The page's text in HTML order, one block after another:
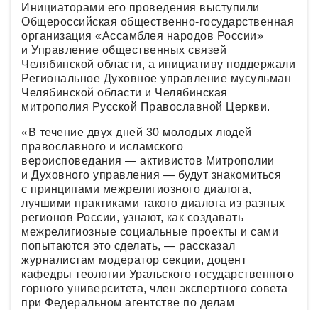
Инициаторами его проведения выступили
Общероссийская общественно-государственная
организация «Ассамблея народов России»
и Управление общественных связей
Челябинской области, а инициативу поддержали
Региональное Духовное управление мусульман
Челябинской области и Челябинская
митрополия Русской Православной Церкви.
«В течение двух дней 30 молодых людей
православного и исламского
вероисповедания — активистов Митрополии
и Духовного управления — будут знакомиться
с принципами межрелигиозного диалога,
лучшими практиками такого диалога из разных
регионов России, узнают, как создавать
межрелигиозные социальные проекты и сами
попытаются это сделать, — рассказал
журналистам модератор секции, доцент
кафедры теологии Уральского государственного
горного университета, член экспертного совета
при Федеральном агентстве по делам